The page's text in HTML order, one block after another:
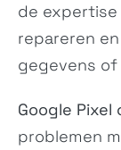
Redmi
de expertise
repareren
gegevens
Google Pixel
problemen